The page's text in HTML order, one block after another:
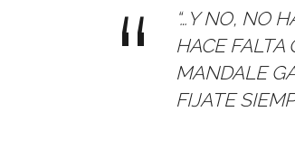
“…Y NO, NO
HACE FALTA
MANDALE
FIJATE